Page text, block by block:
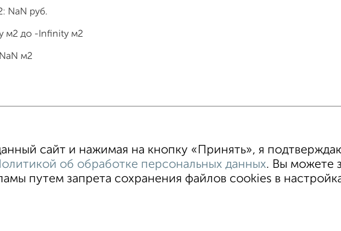
NaN руб.
м2 до -Infinity м2
NaN м2
В строящемся доме В новом доме
соглашение Сочи, улица Советская 42 © 2015–2026 Сайт-
сайт и нажимая на кнопку «Принять», я
об обработке персональных данных. Вы можете
путем запрета сохранения файлов cookies в